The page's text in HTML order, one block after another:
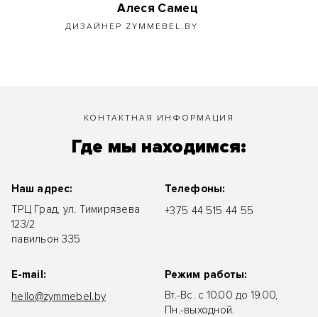
Алеся Самец
ДИЗАЙНЕР ZYMMEBEL.BY
КОНТАКТНАЯ ИНФОРМАЦИЯ
Где мы находимся:
Наш адрес:
ТРЦ Град, ул. Тимирязева
123/2
павильон 335
Телефоны:
+375 44 515 44 55
E-mail:
hello@zymmebel.by
Режим работы:
Вт.-Вс. с 10.00 до 19.00,
Пн.-выходной.